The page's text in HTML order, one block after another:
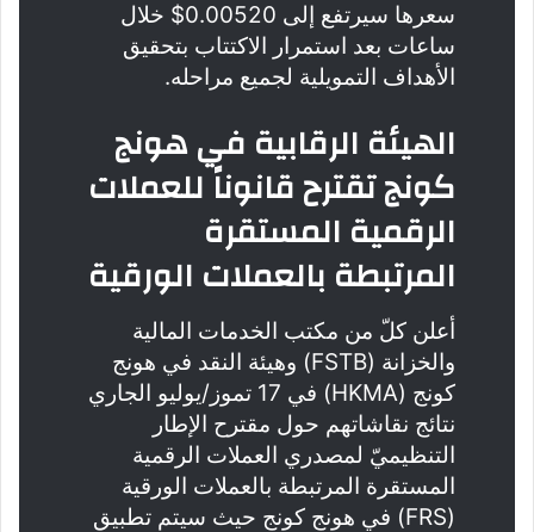
سعرها سيرتفع إلى 0.00520$ خلال
ساعات بعد استمرار الاكتتاب بتحقيق
الأهداف التمويلية لجميع مراحله.
الهيئة الرقابية في هونج
كونج تقترح قانوناً للعملات
الرقمية المستقرة
المرتبطة بالعملات الورقية
أعلن كلّ من مكتب الخدمات المالية
والخزانة (FSTB) وهيئة النقد في هونج
كونج (HKMA) في 17 تموز/يوليو الجاري
نتائج نقاشاتهم حول مقترح الإطار
التنظيميّ لمصدري العملات الرقمية
المستقرة المرتبطة بالعملات الورقية
(FRS) في هونج كونج حيث سيتم تطبيق